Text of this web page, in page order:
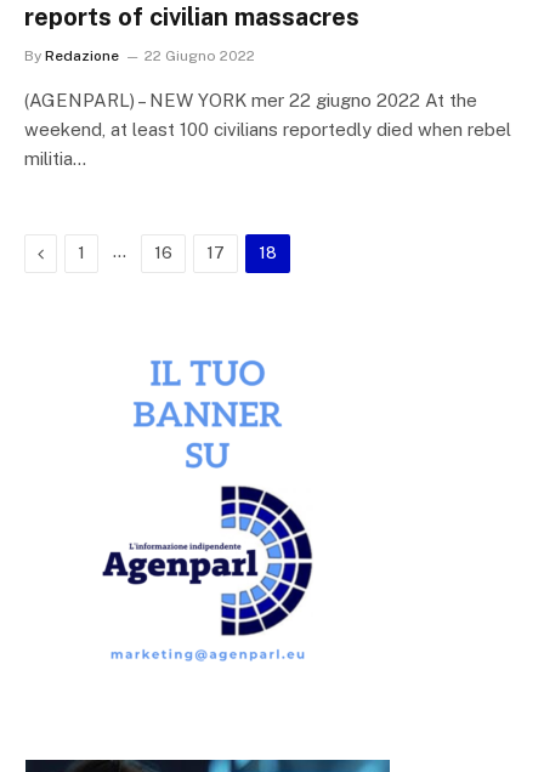
reports of civilian massacres
By Redazione 22 Giugno 2022
(AGENPARL) – NEW YORK mer 22 giugno 2022 At the
weekend, at least 100 civilians reportedly died when rebel
militia…
Previous
1 … 16 17 18